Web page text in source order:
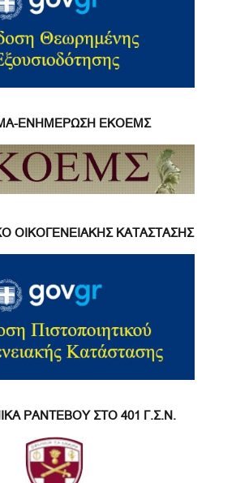
ΕΝΗΜΕΡΩΣΗ ΕΚΟΕΜΣ
ΟΙΚΟΓΕΝΕΙΑΚΗΣ ΚΑΤΑΣΤΑΣΗΣ
ΡΑΝΤΕΒΟΥ ΣΤΟ 401 Γ.Σ.Ν.